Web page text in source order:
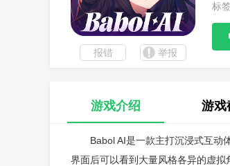
标
报错 举报
游戏介绍 游戏
Babol AI是一款主打沉浸式互动
界面后可以看到大量风格各异的虚